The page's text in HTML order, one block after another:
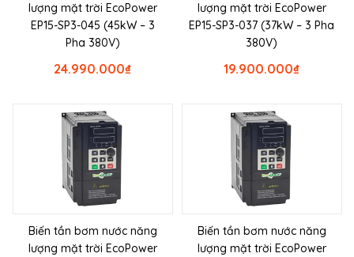
lượng mặt trời EcoPower
EP15-SP3-045 (45kW – 3
Pha 380V)
₫
24.990.000
lượng mặt trời EcoPower
EP15-SP3-037 (37kW – 3 Pha
380V)
₫
19.900.000
Biến tần bơm nước năng
lượng mặt trời EcoPower
Biến tần bơm nước năng
lượng mặt trời EcoPower